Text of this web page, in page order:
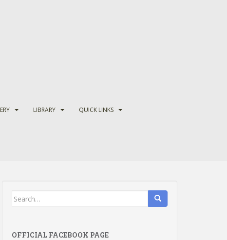
LIBRARY QUICK LINKS
Search
OFFICIAL FACEBOOK PAGE